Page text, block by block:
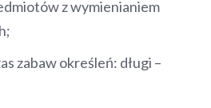
z wymienianiem
zabaw określeń: długi –